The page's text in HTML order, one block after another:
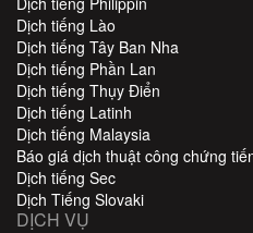
Dịch tiếng Lào
Dịch tiếng Tây Ban Nha
Dịch tiếng Phần Lan
Dịch tiếng Thụy Điển
Dịch tiếng Latinh
Dịch tiếng Malaysia
Báo giá dịch thuật công chứng
Dịch tiếng Sec
Dịch Tiếng Slovaki
DỊCH VỤ